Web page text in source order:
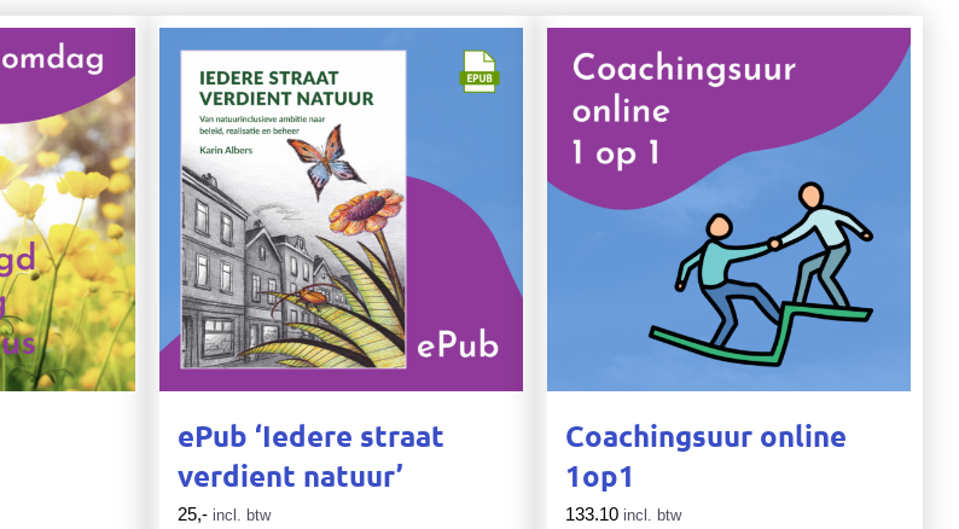
ePub ‘Iedere straat
verdient natuur’
25,- incl. btw
Coachingsuur online
1op1
133.10 incl. btw